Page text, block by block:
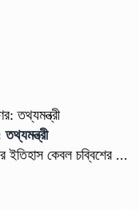
ইতিহাস কেবল চব্বিশের ...